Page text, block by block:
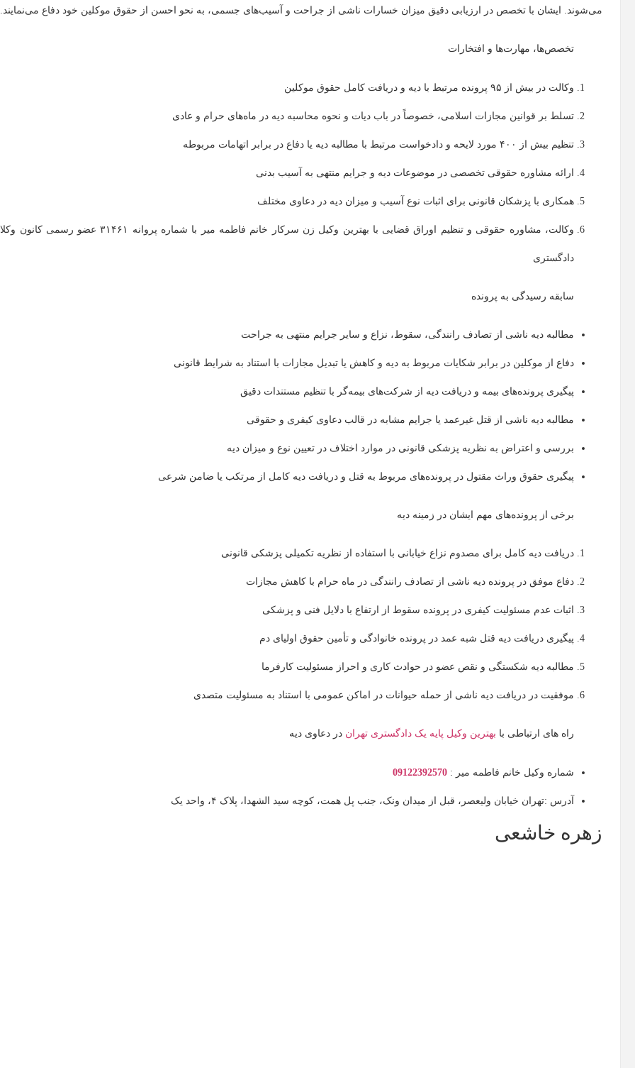
می‌شوند. ایشان با تخصص در ارزیابی دقیق میزان خسارات ناشی از جراحت و آسیب‌های جسمی، به نحو احسن از حقوق موکلین خود دفاع می‌نمایند.
تخصص‌ها، مهارت‌ها و افتخارات
وکالت در بیش از ۹۵ پرونده مرتبط با دیه و دریافت کامل حقوق موکلین
تسلط بر قوانین مجازات اسلامی، خصوصاً در باب دیات و نحوه محاسبه دیه در ماه‌های حرام و عادی
تنظیم بیش از ۴۰۰ مورد لایحه و دادخواست مرتبط با مطالبه دیه یا دفاع در برابر اتهامات مربوطه
ارائه مشاوره حقوقی تخصصی در موضوعات دیه و جرایم منتهی به آسیب بدنی
همکاری با پزشکان قانونی برای اثبات نوع آسیب و میزان دیه در دعاوی مختلف
وکالت، مشاوره حقوقی و تنظیم اوراق قضایی با بهترین وکیل زن سرکار خانم فاطمه میر با شماره پروانه ۳۱۴۶۱ عضو رسمی
دادگستری
سابقه رسیدگی به پرونده
مطالبه دیه ناشی از تصادف رانندگی، سقوط، نزاع و سایر جرایم منتهی به جراحت
دفاع از موکلین در برابر شکایات مربوط به دیه و کاهش یا تبدیل مجازات با استناد به شرایط قانونی
پیگیری پرونده‌های بیمه و دریافت دیه از شرکت‌های بیمه‌گر با تنظیم مستندات دقیق
مطالبه دیه ناشی از قتل غیرعمد یا جرایم مشابه در قالب دعاوی کیفری و حقوقی
بررسی و اعتراض به نظریه پزشکی قانونی در موارد اختلاف در تعیین نوع و میزان دیه
پیگیری حقوق وراث مقتول در پرونده‌های مربوط به قتل و دریافت دیه کامل از مرتکب یا ضامن شرعی
برخی از پرونده‌های مهم ایشان در زمینه دیه
دریافت دیه کامل برای مصدوم نزاع خیابانی با استفاده از نظریه تکمیلی پزشکی قانونی
دفاع موفق در پرونده دیه ناشی از تصادف رانندگی در ماه حرام با کاهش مجازات
اثبات عدم مسئولیت کیفری در پرونده سقوط از ارتفاع با دلایل فنی و پزشکی
پیگیری دریافت دیه قتل شبه ‌عمد در پرونده خانوادگی و تأمین حقوق اولیای دم
مطالبه دیه شکستگی و نقص عضو در حوادث کاری و احراز مسئولیت کارفرما
موفقیت در دریافت دیه ناشی از حمله حیوانات در اماکن عمومی با استناد به مسئولیت متصدی
راه های ارتباطی با بهترین وکیل پایه یک دادگستری تهران در دعاوی دیه
شماره وکیل خانم فاطمه میر : 09122392570
آدرس :تهران خیابان ولیعصر، قبل از میدان ونک‌، جنب پل همت، کوچه سید الشهدا، پلاک ۴، واحد یک
زهره خاشعی